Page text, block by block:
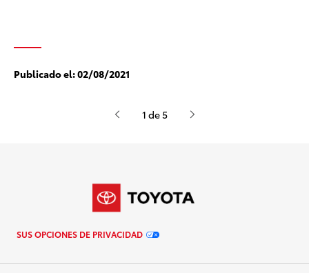
Publicado el:02/08/2021
1 de 5
SUS OPCIONES DE PRIVACIDAD